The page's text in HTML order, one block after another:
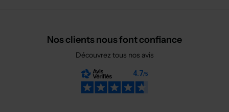
Nos clients nous font confiance
Découvrez tous nos avis